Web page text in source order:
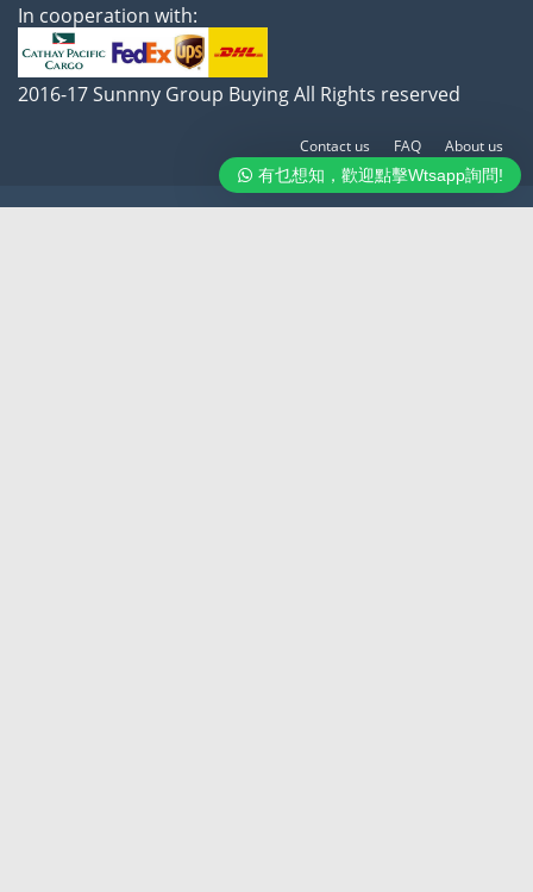
有乜想知，歡迎點擊Wtsapp詢問!
In cooperation with:
2016-17 Sunnny Group Buying All Rights reserved
Contact us FAQ About us